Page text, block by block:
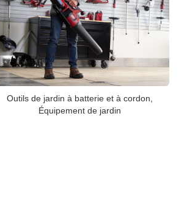
Outils de jardin à batterie et à cordon,
Équipement de jardin